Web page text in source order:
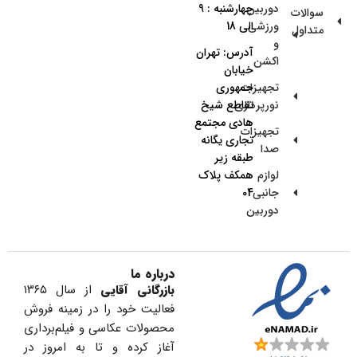
سوالات
متداول
دوربین
ورزشی
و
اکشن
تجهیزات
نورپردازی
تجهیزات
صدا
لوازم
جانبی
دوربین
چهارشنبه : 9
الی 18
آدرس: تهران
خیابان
جمهوری
تقاطع شیخ
هادی مجتمع
تجاری یگانه
طبقه زیر
همکف پلاک
04
درباره ما
بازرگانی آقایی
از سال ۱۳۶۵
فعالیت خود را در زمینه فروش
محصولات عکاسی و فیلم‌برداری
آغاز کرده و تا به امروز در